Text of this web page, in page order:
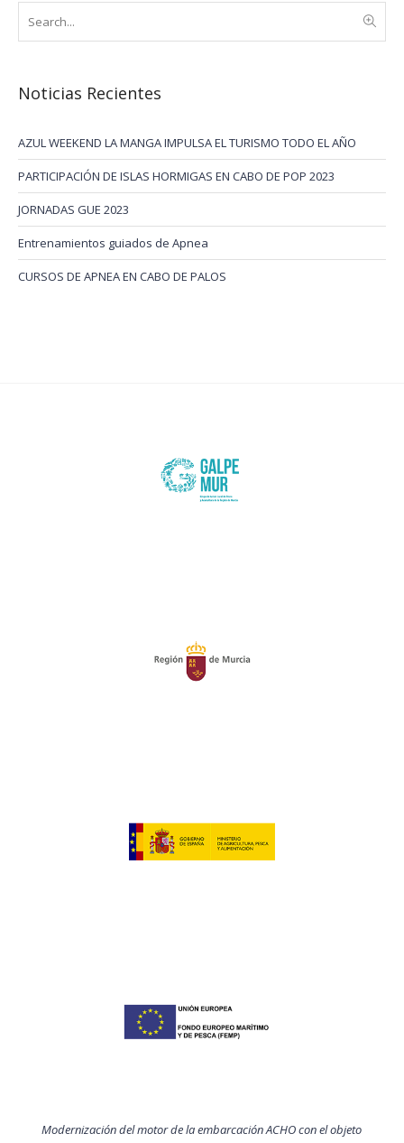
Noticias Recientes
AZUL WEEKEND LA MANGA IMPULSA EL TURISMO TODO EL AÑO
PARTICIPACIÓN DE ISLAS HORMIGAS EN CABO DE POP 2023
JORNADAS GUE 2023
Entrenamientos guiados de Apnea
CURSOS DE APNEA EN CABO DE PALOS
Modernización del motor de la embarcación ACHO con el objeto